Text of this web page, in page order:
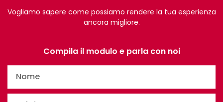
Vogliamo sapere come possiamo rendere la tua esperienza
ancora migliore.
Compila il modulo e parla con noi